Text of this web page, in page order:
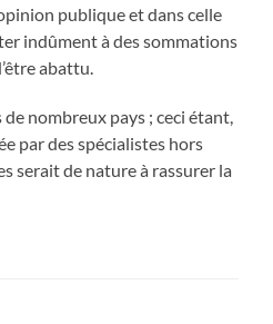
publique et dans celle
indûment à des sommations
abattu.
de nombreux pays ; ceci étant,
par des spécialistes hors
serait de nature à rassurer la